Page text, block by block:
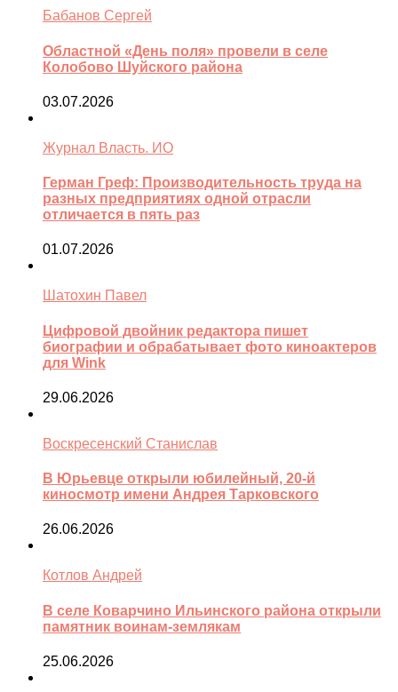
Бабанов Сергей
Областной «День поля» провели в селе
Колобово Шуйского района
03.07.2026
Журнал Власть. ИО
Герман Греф: Производительность труда на
разных предприятиях одной отрасли
отличается в пять раз
01.07.2026
Шатохин Павел
Цифровой двойник редактора пишет
биографии и обрабатывает фото киноактеров
для Wink
29.06.2026
Воскресенский Станислав
В Юрьевце открыли юбилейный, 20-й
киносмотр имени Андрея Тарковского
26.06.2026
Котлов Андрей
В селе Коварчино Ильинского района открыли
памятник воинам-землякам
25.06.2026